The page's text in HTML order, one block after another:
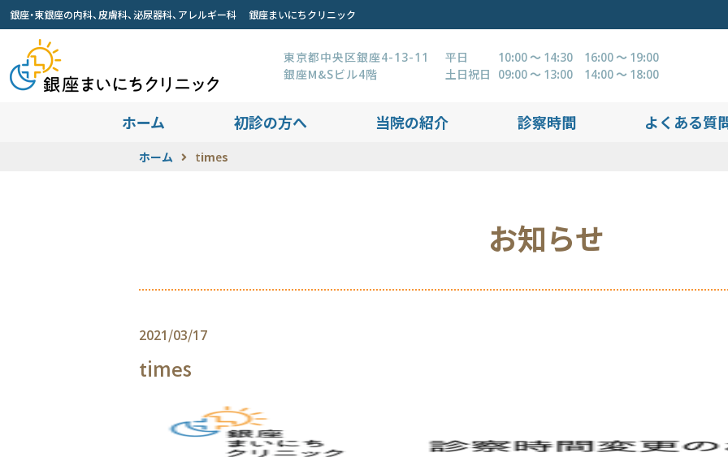
銀座・東銀座の内科、皮膚科、泌尿器科、アレルギー科 銀座まいにちクリニック
東京都中央区銀座4-13-11
銀座M&Sビル4階
平日
10:00 ～ 14:30 16:00 ～ 19:00
土日祝日 09:00 ～ 13:00 14:00 ～ 18:00
ホーム 初診の方へ 当院の紹介 診察時間 よくある質
ホーム times
お知らせ
2021/03/17
times